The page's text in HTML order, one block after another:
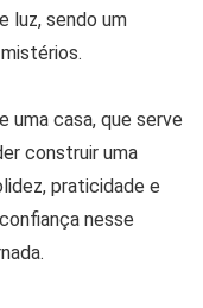
luz, sendo um
uma casa, que serve
construir uma
praticidade e
nesse